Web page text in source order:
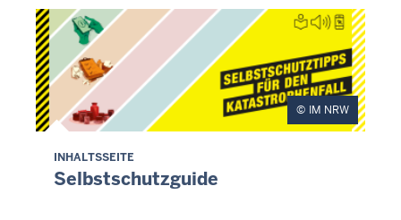
IM NRW
INHALTSSEITE
Selbstschutzguide